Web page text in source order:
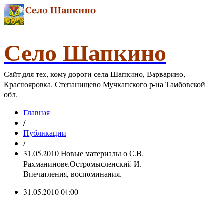
Село Шапкино
Сайт для тех, кому дороги села Шапкино, Варварино,
Краснояровка, Степанищево Мучкапского р-на Тамбовской
обл.
Главная
/
Публикации
/
31.05.2010 Новые материалы о С.В.
Рахманинове.Остромысленский И.
Впечатления, воспоминания.
31.05.2010 04:00